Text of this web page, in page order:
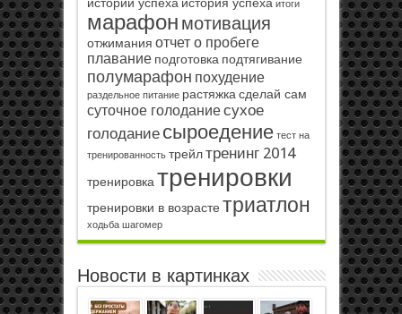
итоги
марафон мотивация
отжимания отчет о пробеге
плавание подготовка подтягивание
полумарафон похудение
раздельное питание растяжка сделай сам
суточное голоданиесухое
голодание сыроедение тест на
тренированность трейл тренинг 2014
тренировка тренировки
тренировки в возрасте триатлон
ходьба шагомер
Новости в картинках